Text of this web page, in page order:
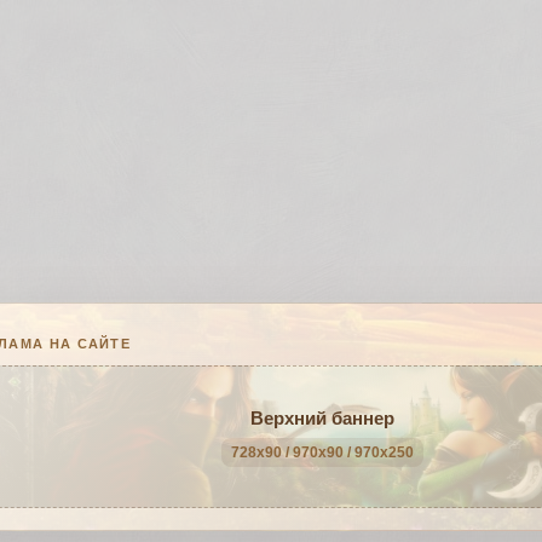
НА САЙТЕ
Верхний баннер
728x90 / 970x90 / 970x250